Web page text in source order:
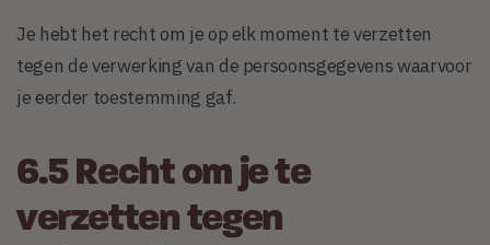
Je hebt het recht om je op elk moment te verzetten
tegen de verwerking van de persoonsgegevens waarvoor
je eerder toestemming gaf.
6.5 Recht om je te
verzetten tegen